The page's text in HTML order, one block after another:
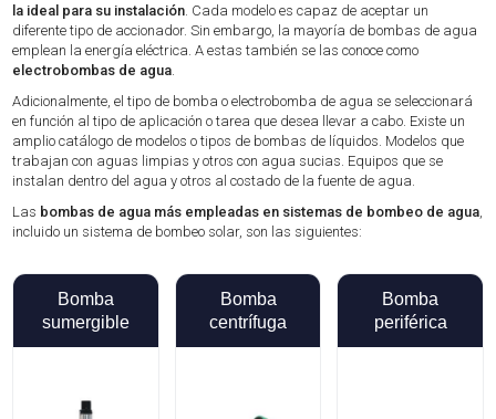
la ideal para su instalación . Cada modelo es capaz de aceptar un
diferente tipo de accionador. Sin embargo, la mayoría de bombas de agua
emplean la energía eléctrica. A estas también se las conoce como
electrobombas de agua
Adicionalmente, el tipo de bomba o electrobomba de agua se seleccionará
en función al tipo de aplicación o tarea que desea llevar a cabo. Existe un
amplio catálogo de modelos o tipos de bombas de líquidos. Modelos que
trabajan con aguas limpias y otros con agua sucias. Equipos que se
instalan dentro del agua y otros al costado de la fuente de agua.
Las bombas de agua más empleadas en sistemas de bombeo de agua
incluido un sistema de bombeo solar, son las siguientes:
Bomba
sumergible
Bomba
centrífuga
Bomba
periférica